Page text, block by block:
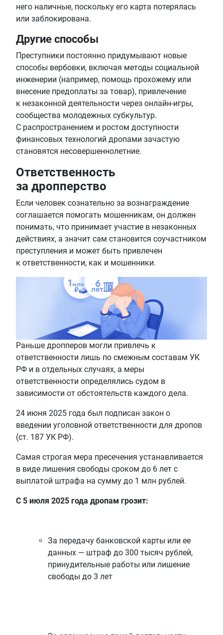
него наличные, поскольку его карта потерялась
или заблокирована.
Другие способы
Преступники постоянно придумывают новые
способы вербовки, включая методы социальной
инженерии (например, помощь прохожему или
внесение предоплаты за товар), привлечение
к незаконной деятельности через онлайн-игры,
сообщества молодежных субкультур.
С распространением и ростом доступности
финансовых технологий дропами зачастую
становятся несовершеннолетние.
Ответственность
за дропперство
Если человек сознательно за вознаграждение
соглашается помогать мошенникам, он должен
понимать, что принимает участие в незаконных
действиях, а значит сам становится соучастником
преступления и может быть привлечен
к ответственности, как и мошенники.
Раньше дропперов могли привлечь к
ответственности лишь по смежным составам УК
РФ и в отдельных случаях, а меры
ответственности определялись судом в
зависимости от обстоятельств каждого дела.
24 июня 2025 года был подписан закон о
введении уголовной ответственности для дропов
(ст. 187 УК РФ).
Самая строгая мера пресечения устанавливается
в виде лишения свободы сроком до 6 лет с
выплатой штрафа на сумму до 1 млн рублей.
С 5 июля 2025 года дропам грозит:
За передачу банковской карты или ее
данных — штраф до 300 тысяч рублей,
принудительные работы или лишение
свободы до 3 лет